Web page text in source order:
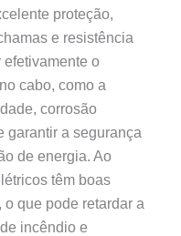
proteção,
e resistência
o
cabo, como a
corrosão
garantir a segurança
de energia. Ao
têm boas
que pode retardar a
incêndio e